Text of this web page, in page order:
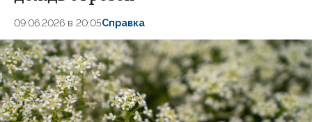
09.06.2026 в 20:05Справка